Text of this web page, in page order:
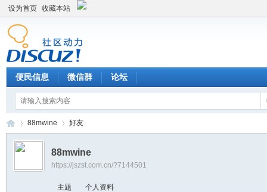
设为首页 收藏本站
便民信息 微信群 论坛
›
88mwine 好友
88mwine
https://jszst.com.cn/?7144501
主题 个人资料